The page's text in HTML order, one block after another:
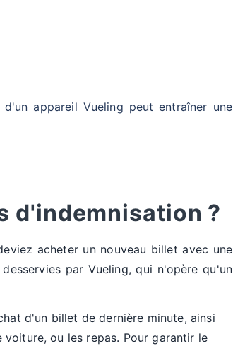
appareil Vueling peut entraîner une
d'indemnisation ?
acheter un nouveau billet avec une
par Vueling, qui n'opère qu'un
d'un billet de dernière minute, ainsi
ou les repas. Pour garantir le